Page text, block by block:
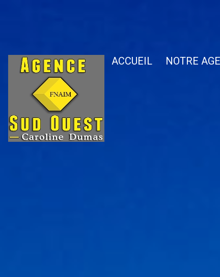
ACCUEIL NOTRE
NOUS DÉCOUVRIR